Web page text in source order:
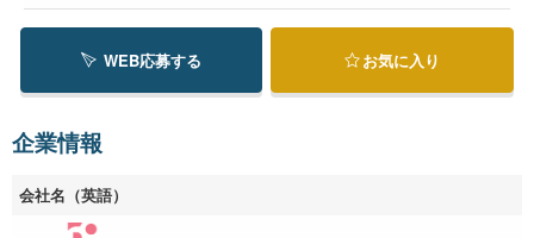
WEB応募する お気に入り
企業情報
会社名（英語）